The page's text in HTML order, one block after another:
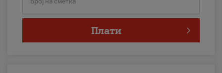
Плати